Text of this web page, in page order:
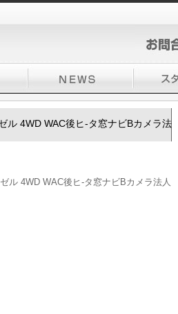
ル 4WD WAC後ヒ-タ窓ナビBカメラ法
ル 4WD WAC後ヒ-タ窓ナビBカメラ法人